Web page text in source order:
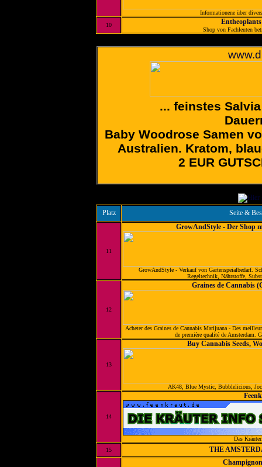
Informationene über
10
Shop von Fachleuten
... feinstes
Baby Woodrose Samen
Australien. Kratom,
2 EUR
Platz Seite &
11
GrowAndStyle - Der Shop
GrowAndStyle - Verkauf von Gartenspeialbedarf.
Regeltechnik, Nährstoffe,
12
Graines de Cannabis
Acheter des Graines de Cannabis Marijuana - Des
de première qualité de Amsterdam.
13
Buy Cannabis Seeds,
AK48, Blue Mystic, Bubblelicious,
14
Das
15
THE